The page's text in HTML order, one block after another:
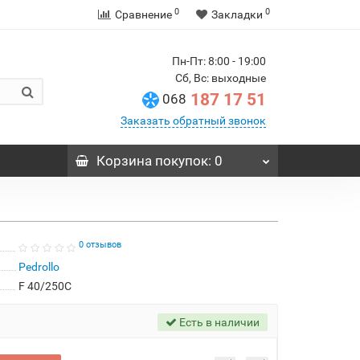
Сравнение 0 Закладки 0
Пн-Пт: 8:00 - 19:00
Сб, Вс: выходные
068 187 17 51
Заказать обратный звонок
Корзинапокупок: 0
0 отзывов
Pedrollo
F 40/250C
Есть в наличии